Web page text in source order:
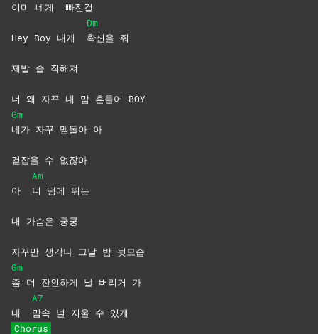
이미 네게 빠진걸
Hey Boy 내게
Dm
확신을 줘
제발 솔 직해져
너 왜 자꾸 내 맘 흔들어 BOY
Gm
네가 자꾸 맴돌아 아
걷잡을 수 없잖아
아
Am
너 땜에 뛰는
내 가슴은 쿵쿵
자꾸만 생각나 그날 밤 뒷모습
Gm
좀 더 잔인하게 날 버리거 가
내
A7
맘속 널 지울 수 있게
Chorus